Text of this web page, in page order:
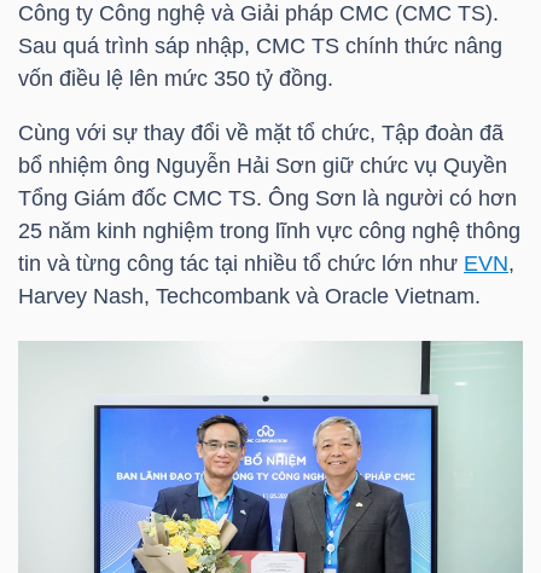
Công ty Công nghệ và Giải pháp CMC (CMC TS).
Sau quá trình sáp nhập, CMC TS chính thức nâng
vốn điều lệ lên mức 350 tỷ đồng.
Cùng với sự thay đổi về mặt tổ chức, Tập đoàn đã
bổ nhiệm ông Nguyễn Hải Sơn giữ chức vụ Quyền
Tổng Giám đốc CMC TS. Ông Sơn là người có hơn
25 năm kinh nghiệm trong lĩnh vực công nghệ thông
tin và từng công tác tại nhiều tổ chức lớn như EVN,
Harvey Nash, Techcombank và Oracle Vietnam.
HÀNG
KINH
TẾ
DƯƠNG